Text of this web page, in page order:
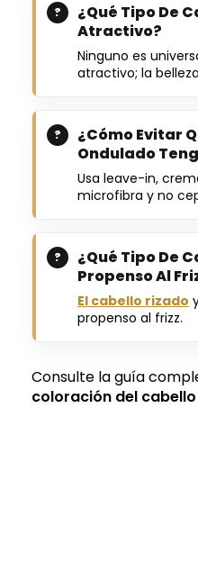
¿Qué Tipo De
Atractivo?
Ninguno es
atractivo; la
¿Cómo Evitar
Ondulado
Usa leave-in,
microfibra y no
¿Qué Tipo De
Propenso Al
El cabello rizado
propenso al frizz.
Consulte la guía
coloración del cabello